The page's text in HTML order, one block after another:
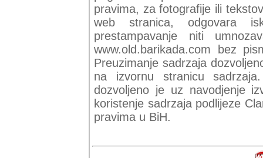
pravima, za fotografije ili
web stranica, odgovara
prestampavanje niti
www.old.barikada.com bez
Preuzimanje sadrzaja
na izvornu stranicu
dozvoljeno je uz navodjenje
koristenje sadrzaja podlijeze
pravima u BiH.